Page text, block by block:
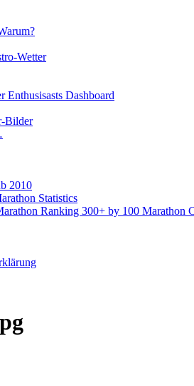
Wetter
Enthusisasts Dashboard
Bilder
2010
Statistics
Ranking 300+ by 100 Marathon